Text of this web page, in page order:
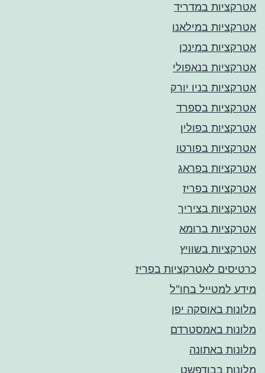
אטרקציות במדריד
אטרקציות במילאנו
אטרקציות במינכן
אטרקציות בנאפולי
אטרקציות בניו יורק
אטרקציות בספרד
אטרקציות בפולין
אטרקציות בפורטו
אטרקציות בפראג
אטרקציות בפריז
אטרקציות בציריך
אטרקציות ברומא
אטרקציות בשוויץ
כרטיסים לאטרקציות בפריז
מידע למטייל בחו"ל
מלונות באוסקה יפן
מלונות באמסטרדם
מלונות באתונה
מלונות בבודפשט